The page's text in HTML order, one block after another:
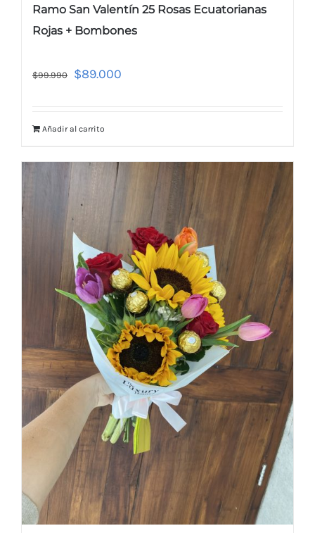
Ramo San Valentín 25 Rosas Ecuatorianas
Rojas + Bombones
$99.990 $89.000
Añadir al carrito